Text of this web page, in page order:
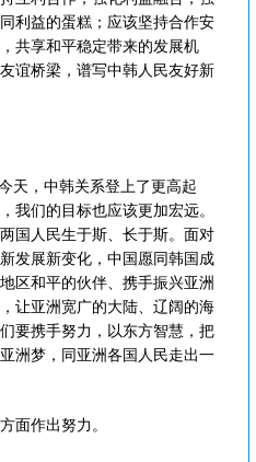
利益的蛋糕；应该坚持合作安
共享和平稳定带来的发展机
谊桥梁，谱写中韩人民友好新
天，中韩关系登上了更高起
我们的目标也应该更加宏远。
国人民生于斯、长于斯。面对
发展新变化，中国愿同韩国成
区和平的伙伴、携手振兴亚洲
让亚洲宽广的大陆、辽阔的海
要携手努力，以东方智慧，把
洲梦，同亚洲各国人民走出一
面作出努力。